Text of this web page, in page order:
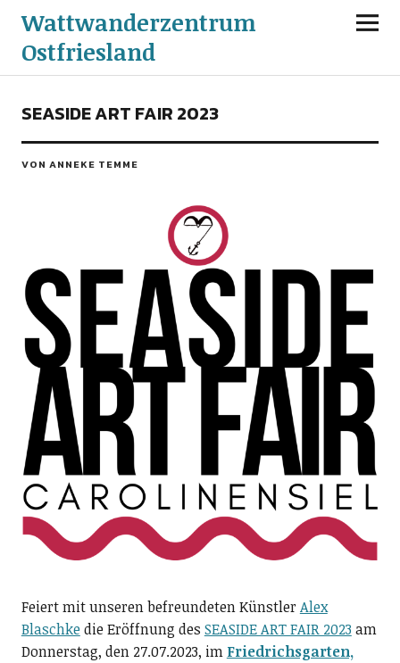
Wattwanderzentrum
Ostfriesland
SEASIDE ART FAIR 2023
VON ANNEKE TEMME
Feiert mit unseren befreundeten KünstlerAlex
Blaschkedie Eröffnung des SEASIDE ART FAIR 2023 am
Donnerstag, den 27.07.2023, im Friedrichsgarten,